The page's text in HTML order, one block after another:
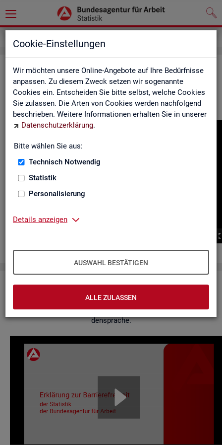
Cookie-Einstellungen
Wir möchten unsere Online-Angebote auf Ihre Bedürfnisse
anpassen. Zu diesem Zweck setzen wir sogenannte
Cookies ein. Entscheiden Sie bitte selbst, welche Cookies
Sie zulassen. Die Arten von Cookies werden nachfolgend
beschrieben. Weitere Informationen erhalten Sie in unserer
Datenschutzerklärung.
Bitte wählen Sie aus:
Technisch Notwendig
Statistik
Personalisierung
Details anzeigen
AUSWAHL BESTÄTIGEN
ALLE ZULASSEN
In­for­ma­tio­nen in Ge­bär­den­spra­che
Hier fin­den Sie unser In­for­ma­ti­ons­vi­deo in Deut­scher Ge­bär­
den­spra­che.
Video-
er
Er­klä­rung zur Bar­rie­re­frei­heit
Hier fin­den Sie un­se­re Er­klä­rung zur Bar­rie­re­frei­heit in Ge­bär­
den­spra­che.